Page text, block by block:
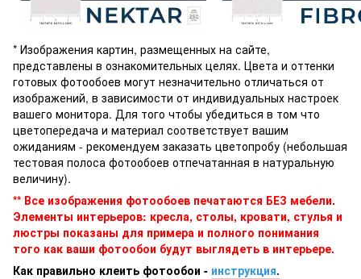
* Изображения картин, размещенных на сайте,
представлены в ознакомительных целях. Цвета и оттенки
готовых фотообоев могут незначительно отличаться от
изображений, в зависимости от индивидуальных настроек
вашего монитора. Для того чтобы убедиться в том что
цветопередача и материал соответствует вашим
ожиданиям - рекомендуем заказать цветопробу (небольшая
тестовая полоса фотообоев отпечатанная в натуральную
величину).
** Все изображения фотообоев печатаются БЕЗ мебели.
Элементы интерьеров: кресла, столы, кровати, стулья и
люстры показаны для примера и полного понимания
того как ваши фотообои будут выглядеть в интерьере.
Как правильно клеить фотообои - инструкция.